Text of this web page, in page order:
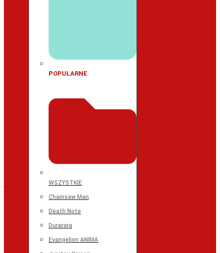
POPULARNE
WSZYSTKIE
Chainsaw Man
Death Note
Durarara
Evangelion ANIMA